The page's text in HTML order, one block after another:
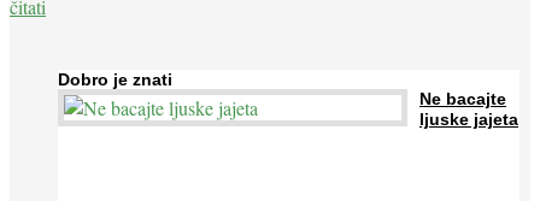
čitati
Dobro je znati
Ne bacajte
ljuske jajeta